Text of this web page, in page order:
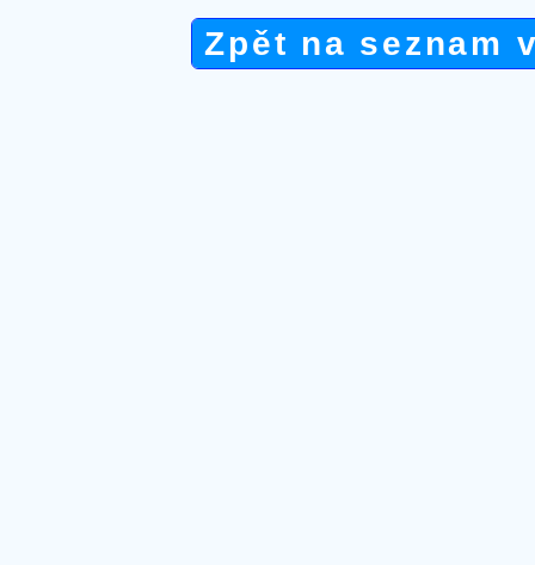
Zpět na seznam